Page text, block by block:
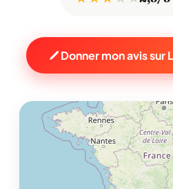
Donner mon avis